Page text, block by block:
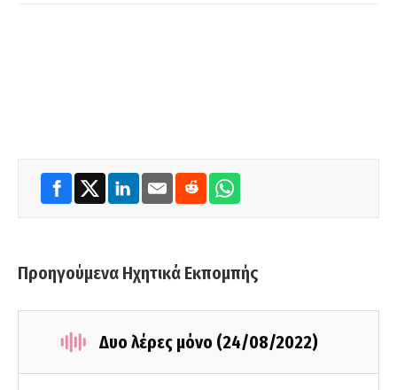
Προηγούμενα Ηχητικά Εκπομπής
Δυο λέρες μόνο (24/08/2022)